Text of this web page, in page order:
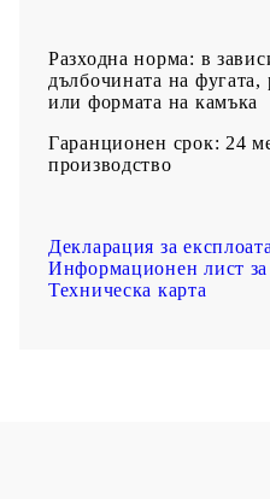
Разходна норма: в
дълбочината на фугата,
или формата на камъка
Гаранционен срок: 24
производство
Декларация за
Информационен лист за
Техническа карта